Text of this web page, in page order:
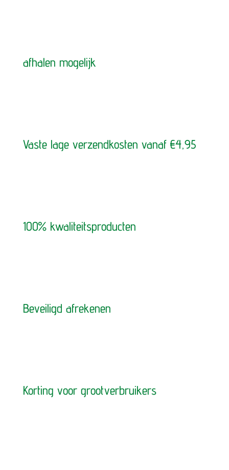
afhalen mogelijk
Vaste lage verzendkosten vanaf €4,95
100% kwaliteitsproducten
Beveiligd afrekenen
Korting voor grootverbruikers